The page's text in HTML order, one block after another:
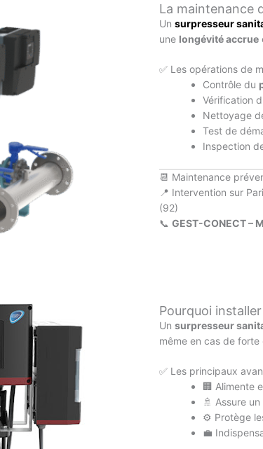
La maintenance
Unsurpresseur
une longévité accrue
✅ Les opérations de
Contrôle du
Vérification
Nettoyage
Test de
Inspection
📆 Maintenance
📍 Intervention sur
(92)
📞GEST-CONECT –
Pourquoi
Unsurpresseur
même en cas de forte
✅ Les principaux
🏢 Alimente
🚿 Assure
⚙️ Protège
💼